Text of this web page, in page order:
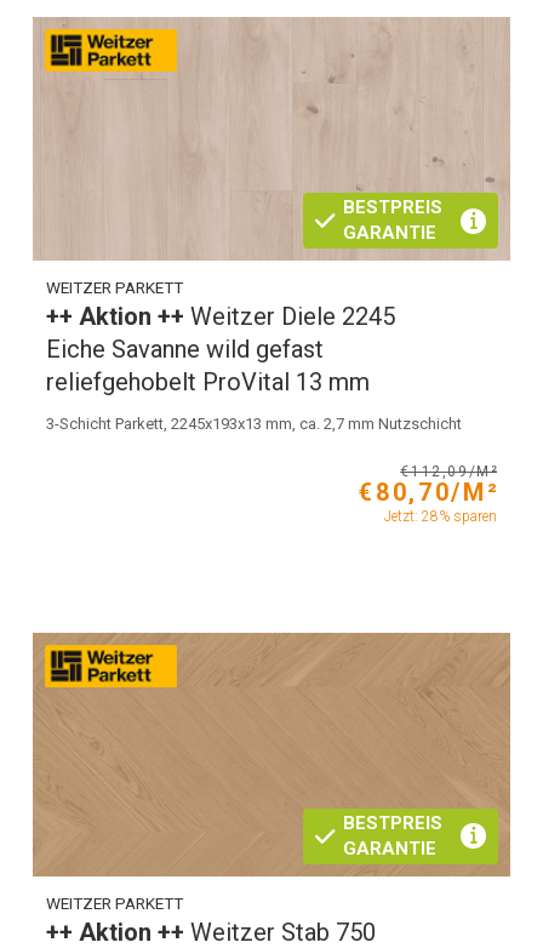
BESTPREIS
GARANTIE
WEITZER PARKETT
++ Aktion ++Weitzer Diele 2245
Eiche Savanne wild gefast
reliefgehobelt ProVital 13 mm
3-Schicht Parkett, 2245x193x13 mm, ca. 2,7 mm Nutzschicht
€112,09/M²
€80,70/M²
Jetzt: 28% sparen
BESTPREIS
GARANTIE
WEITZER PARKETT
++ Aktion ++Weitzer Stab 750